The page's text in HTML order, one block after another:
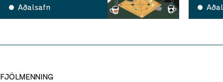
Aðalsafn
FJÖLMENNING